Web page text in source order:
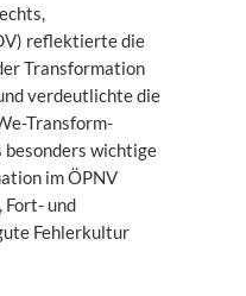
reflektierte die
Transformation
verdeutlichte die
Transform-
besonders wichtige
im ÖPNV
und
Fehlerkultur